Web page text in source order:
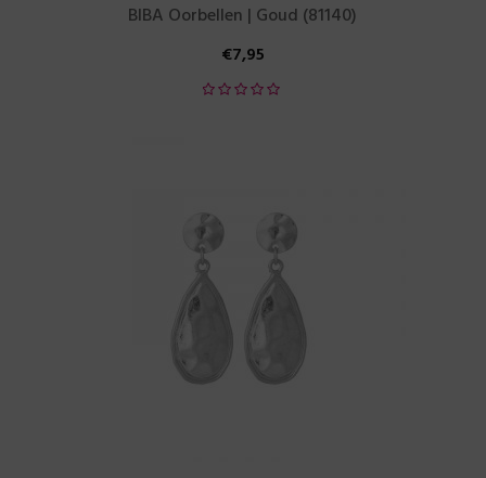
BIBA Oorbellen | Goud (81140)
€7,95